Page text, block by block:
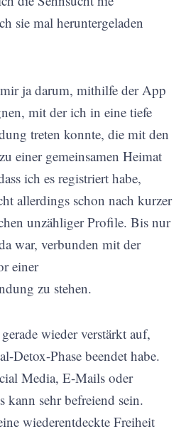
sie mal heruntergeladen
ja darum, mithilfe der App
mit der ich in eine tiefe
treten konnte, die mit den
einer gemeinsamen Heimat
ich es registriert habe,
allerdings schon nach kurzer
unzähliger Profile. Bis nur
war, verbunden mit der
einer
zu stehen.
wieder verstärkt auf,
Detox-Phase beendet habe.
Media, E-Mails oder
kann sehr befreiend sein.
wiederentdeckte Freiheit